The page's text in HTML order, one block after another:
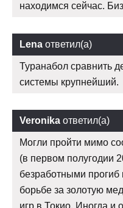
находимся сейчас.
Lena ответил(а)
Туранабол сравнить
системы крупнейший.
Veronika ответил(а)
Могли пройти мимо
(в первом полугодии
безработными
борьбе за золотую
игр в Токио. Иногда и